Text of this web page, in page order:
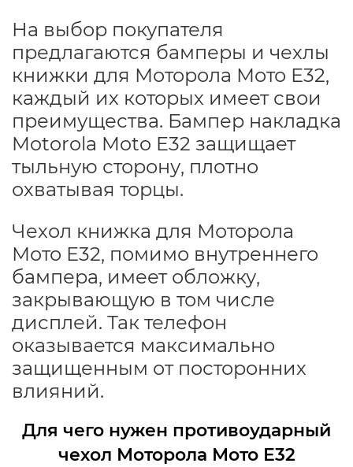
На выбор покупателя
предлагаются бамперы и чехлы
книжки для Моторола Мото Е32,
каждый их которых имеет свои
преимущества. Бампер накладка
Motorola Moto E32 защищает
тыльную сторону, плотно
охватывая торцы.
Чехол книжка для Моторола
Мото Е32, помимо внутреннего
бампера, имеет обложку,
закрывающую в том числе
дисплей. Так телефон
оказывается максимально
защищенным от посторонних
влияний.
Для чего нужен противоударный
чехол Моторола Мото Е32